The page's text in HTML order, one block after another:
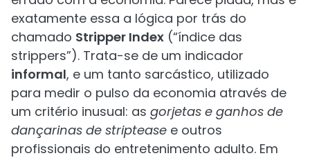
exatamente essa a lógica por trás do
chamado Stripper Index (“índice das
strippers”). Trata-se de um indicador
informal, e um tanto sarcástico, utilizado
para medir o pulso da economia através de
um critério inusual: as gorjetas e ganhos de
dançarinas de striptease e outros
profissionais do entretenimento adulto. Em